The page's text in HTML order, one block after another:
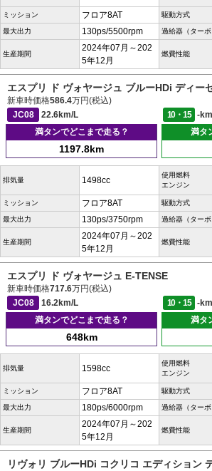
ミッション フロア8AT 駆動方式
最大出力 130ps/5500rpm 過給器（ターボ
生産期間
2024年07月～202
5年12月
燃費性能
エスプリ ド ヴォヤージュ ブルーHDi ディー
新車時価格586.4万円(税込)
JC08
22.6km/L 10・15
-
満タンでどこまで走る？
1197.8km
満タ
排気量 1498cc
使用燃料
エンジン
ミッション フロア8AT 駆動方式
最大出力 130ps/3750rpm 過給器（ターボ
生産期間
2024年07月～202
5年12月
燃費性能
エスプリ ド ヴォヤージュ E-TENSE
新車時価格717.6万円(税込)
JC08
16.2km/L 10・15
-
満タンでどこまで走る？
648km
満タ
排気量 1598cc
使用燃料
エンジン
ミッション フロア8AT 駆動方式
最大出力 180ps/6000rpm 過給器（ターボ
生産期間
2024年07月～202
5年12月
燃費性能
リヴォリ ブルーHDi コクリコ エディション